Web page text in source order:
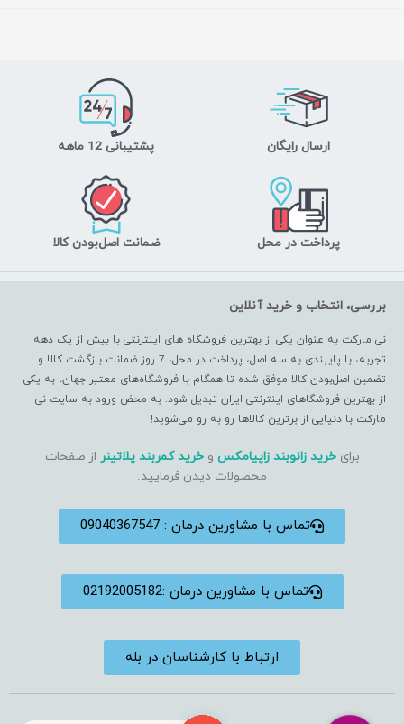
ارسال رایگان پشتیبانی 12 ماهه
پرداخت در محل ضمانت اصل‌بودن کالا
بررسی، انتخاب و خرید آنلاین
نی مارکت به عنوان یکی از بهترین فروشگاه های اینترنتی با بیش از یک دهه
تجربه، با پایبندی به سه اصل، پرداخت در محل، 7 روز ضمانت بازگشت کالا و
تضمین اصل‌بودن کالا موفق شده تا همگام با فروشگاه‌های معتبر جهان، به یکی
از بهترین فروشگاهای اینترنتی ایران تبدیل شود. به محض ورود به سایت نی
مارکت با دنیایی از برترین کالاها رو به رو می‌شوید!
برایخرید زانوبند زاپیامکس وخرید کمربند پلاتینر از صفحات
محصولات دیدن فرمایید.
تماس با مشاورین درمان : 09040367547
تماس با مشاورین درمان :02192005182
ارتباط با کارشناسان در بله